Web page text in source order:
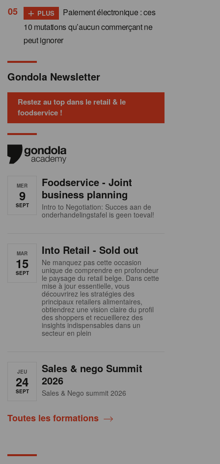
+ PLUS
Paiement électronique : ces
10 mutations qu’aucun commerçant ne
peut ignorer
Gondola Newsletter
Restez au top dans le retail & le
foodservice !
MER
9
SEPT
Foodservice - Joint
business planning
Intro to Negotiation: Succes aan de
onderhandelingstafel is geen toeval!
MAR
15
SEPT
Into Retail - Sold out
Ne manquez pas cette occasion
unique de comprendre en profondeur
le paysage du retail belge. Dans cette
mise à jour essentielle, vous
découvrirez les stratégies des
principaux retailers alimentaires,
obtiendrez une vision claire du profil
des shoppers et recueillerez des
insights indispensables dans un
secteur en plein
JEU
24
SEPT
Sales & nego Summit
2026
Sales & Nego summit 2026
Toutes les formations